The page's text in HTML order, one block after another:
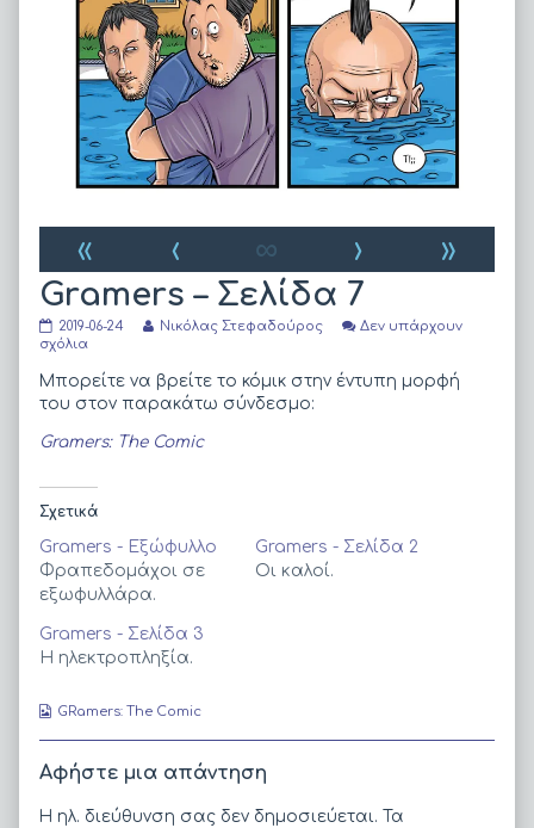
« ‹ ∞ ›
»
Gramers – Σελίδα 7
Gramers
–
7
published
2019-06-24
Read
by
the
of
Gramers
Νικόλας Στεφαδούρος
Δεν υπάρχουν
σχόλια
–
Σελίδα
Μπορείτε να βρείτε το κόμικ στην έντυπη μορφή
του στον παρακάτω σύνδεσμο:
Gramers: The Comic
Σχετικά
Gramers - Εξώφυλλο
Φραπεδομάχοι σε
εξωφυλλάρα.
Gramers - Σελίδα 2
Οι καλοί.
Gramers - Σελίδα 3
Η ηλεκτροπληξία.
Webcomic
GRamers: The Comic
Αφήστε μια απάντηση
Η ηλ. διεύθυνση σας δεν δημοσιεύεται. Τα